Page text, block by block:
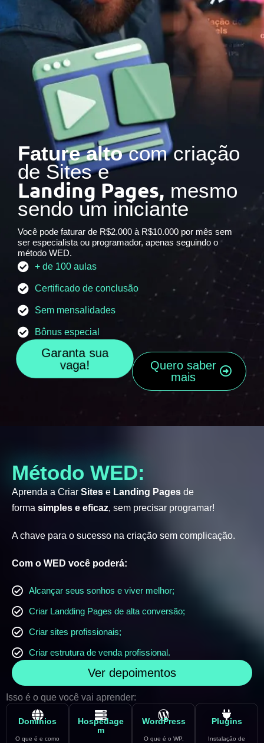
Fature altocom criação
de Sites e
Landing Pages, mesmo
sendo um iniciante
Você pode faturar de R$2.000 à R$10.000 por mês sem
ser especialista ou programador, apenas seguindo o
método WED.
+ de 100 aulas
Certificado de conclusão
Sem mensalidades
Bônus especial
Garanta sua
vaga!
Quero saber
mais
Método WED:
Aprenda a Criar Sites e Landing Pages de
forma simples e eficaz, sem precisar programar!
A chave para o sucesso na criação sem complicação.
Com o WED você poderá:
Alcançar seus sonhos e viver melhor;
Criar Landding Pages de alta conversão;
Criar sites profissionais;
Criar estrutura de venda profissional.
Ver depoimentos
Isso é o que você vai aprender:
Domínios
O que é e como
Hospedage
m
WordPress
O que é o WP,
Plugins
Instalação de